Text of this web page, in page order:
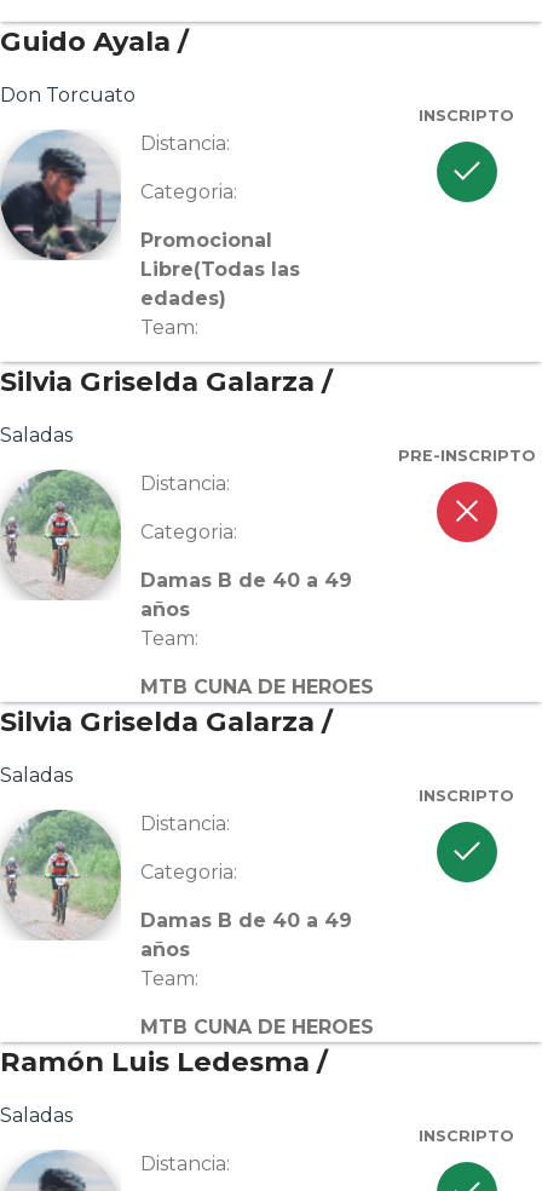
Guido Ayala /
Don Torcuato
Distancia:
Categoria:
Promocional
Libre(Todas las
edades)
Team:
INSCRIPTO
check
Silvia Griselda Galarza /
Saladas
Distancia:
Categoria:
Damas B de 40 a 49
años
Team:
MTB CUNA DE HEROES
PRE-INSCRIPTO
close
Silvia Griselda Galarza /
Saladas
Distancia:
Categoria:
Damas B de 40 a 49
años
Team:
MTB CUNA DE HEROES
INSCRIPTO
check
Ramón Luis Ledesma /
Saladas
Distancia:
INSCRIPTO